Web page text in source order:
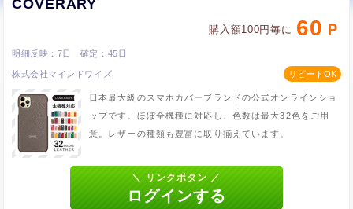
COVERARY
購入額100円毎に 60
7日 45日
株式会社マインドワイズ
日本最大級のスマホカバーブランドの公式オンラインショ
ップです。ほぼ全機種に対応し、色数は最大32色をご用
意。レザーの種類も豊富に取り揃えています。